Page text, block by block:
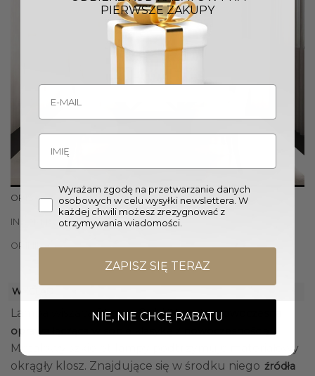
OPIS
INFORMACJE DODATKOWE
OPINIE (0)
WYGLĄD
Lampa wisząca Stanza Gold/Nero tonowoczesna
oprawa łącząca w sobie klasykę z nowoczesnością
Metalowy szkielet lampy podtrzymuje materiałowy
okrągły klosz. Znajdujące się w środku niego źródła
PIERWSZE ZAKUPY
Wyrażam zgodę na przetwarzanie danych
osobowych w celu wysyłki newslettera. W
każdej chwili możesz zrezygnować z
otrzymywania wiadomości.
ZAPISZ SIĘ TERAZ
NIE, NIE CHCĘ RABATU